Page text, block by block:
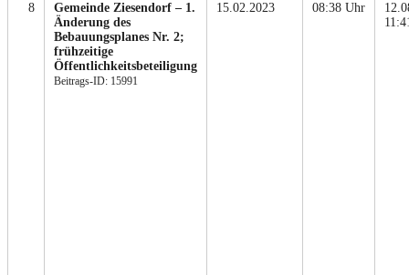
8
Gemeinde Ziesendorf – 1.
Änderung des
Bebauungsplanes Nr. 2;
frühzeitige
Öffentlichkeitsbeteiligung
Beitrags-ID: 15991
15.02.2023 08:38 Uhr